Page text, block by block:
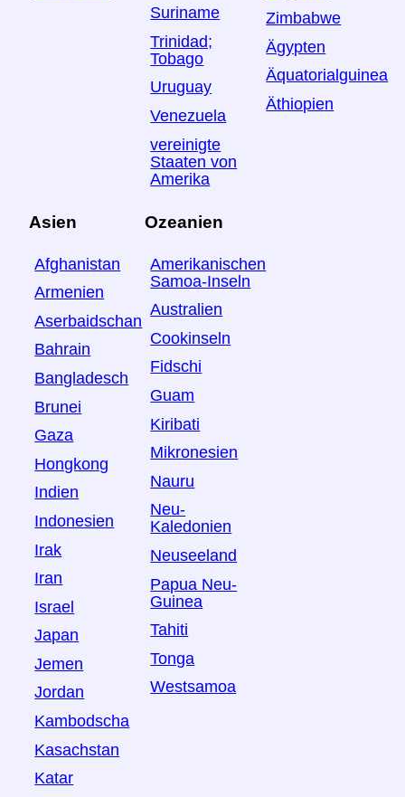
Suriname
Trinidad;
Tobago
Uruguay
Venezuela
vereinigte
Staaten von
Amerika
Zimbabwe
Ägypten
Äquatorialguinea
Äthiopien
Asien
Afghanistan
Armenien
Aserbaidschan
Bahrain
Bangladesch
Brunei
Gaza
Hongkong
Indien
Indonesien
Irak
Iran
Israel
Japan
Jemen
Jordan
Kambodscha
Kasachstan
Katar
Ozeanien
Amerikanischen
Samoa-Inseln
Australien
Cookinseln
Fidschi
Guam
Kiribati
Mikronesien
Nauru
Neu-
Kaledonien
Neuseeland
Papua Neu-
Guinea
Tahiti
Tonga
Westsamoa